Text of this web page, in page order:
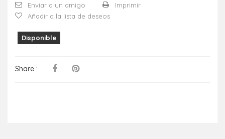
Enviar a un amigo
Imprimir
Añadir a la lista de deseos
Disponible
Share :